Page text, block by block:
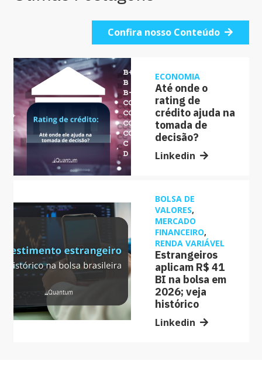
Confira nosso Conteúdo
ECONOMIA
Até onde o
rating de
crédito ajuda na
tomada de
decisão?
Linkedin
BOLSA DE
VALORES,
MERCADO
FINANCEIRO,
RENDA VARIÁVEL
Estrangeiros
aplicam R$ 41
BI na bolsa em
2026; veja
histórico
Linkedin